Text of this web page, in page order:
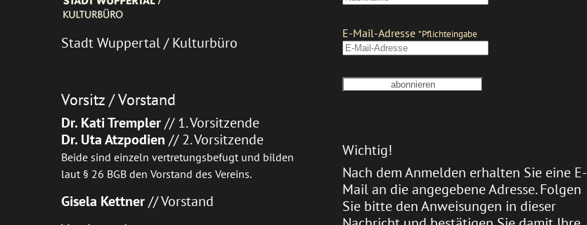
Stadt Wuppertal / Kulturbüro
Vorsitz / Vorstand
Dr. Kati Trempler// 1. Vorsitzende
Dr. Uta Atzpodien // 2. Vorsitzende
Beide sind einzeln vertretungsbefugt und bilden
laut § 26 BGB den Vorstand des Vereins.
Gisela Kettner// Vorstand
Wichtig!
Nach dem Anmelden erhalten Sie eine E-
Mail an die angegebene Adresse. Folgen
Sie bitte den Anweisungen in dieser